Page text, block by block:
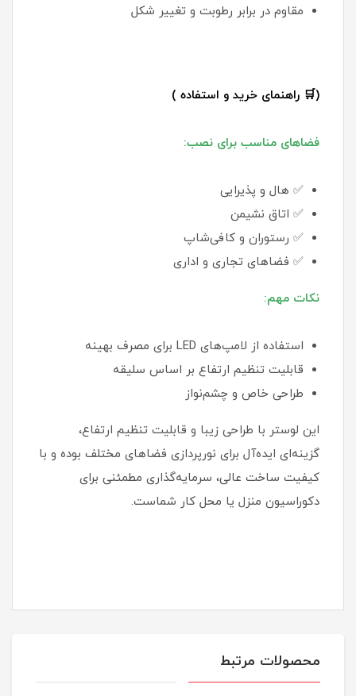
مقاوم در برابر رطوبت و تغییر شکل
(🛒 راهنمای خرید و استفاده )
فضاهای مناسب برای نصب:
✅ هال و پذیرایی
✅ اتاق نشیمن
✅ رستوران و کافی‌شاپ
✅ فضاهای تجاری و اداری
نکات مهم:
استفاده از لامپ‌های LED برای مصرف بهینه
قابلیت تنظیم ارتفاع بر اساس سلیقه
طراحی خاص و چشم‌نواز
این لوستر با طراحی زیبا و قابلیت تنظیم ارتفاع،
گزینه‌ای ایده‌آل برای نورپردازی فضاهای مختلف بوده و با
کیفیت ساخت عالی، سرمایه‌گذاری مطمئنی برای
دکوراسیون منزل یا محل کار شماست.
محصولات مرتبط